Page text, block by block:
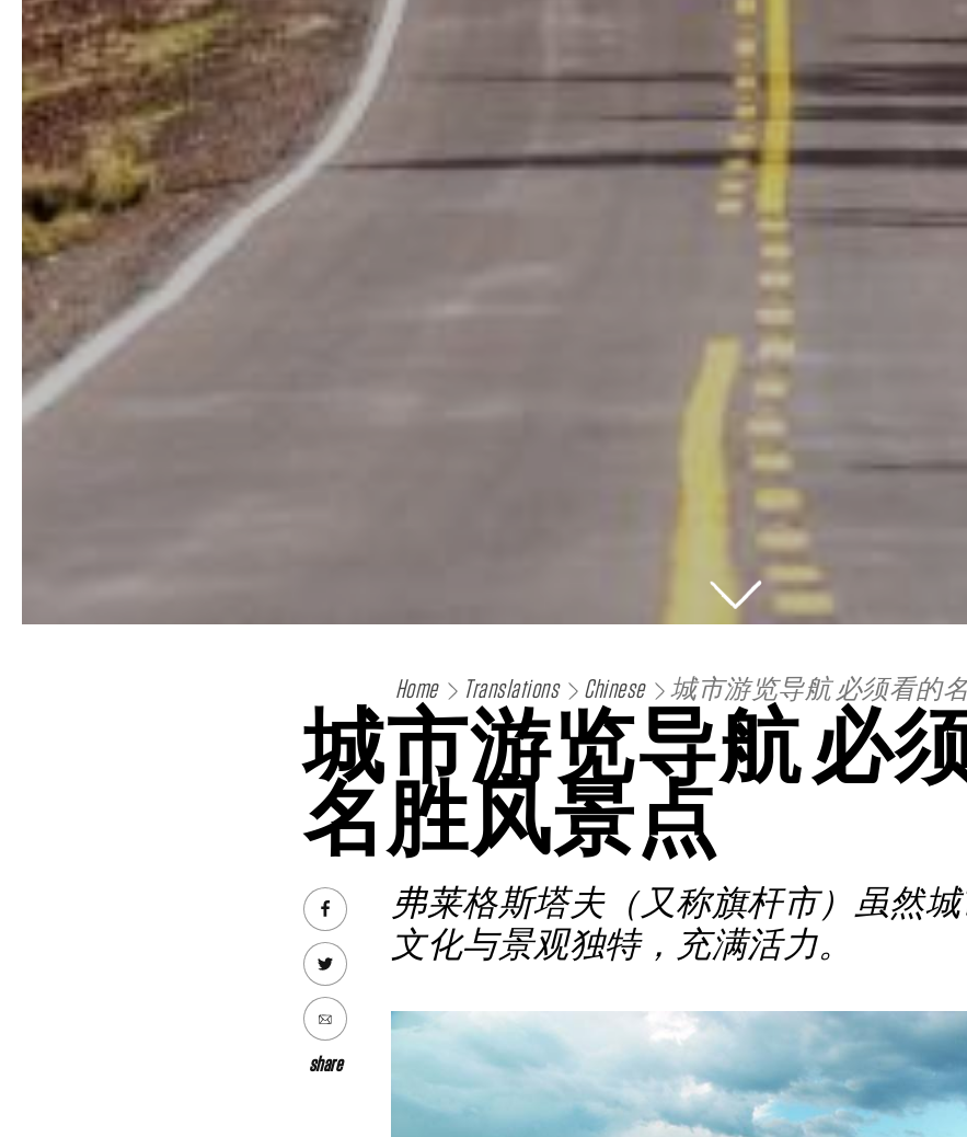
Home Translations Chinese 城市游览导航 必须看的
城市游览导航 必
名胜风景点
share
弗莱格斯塔夫（又称旗杆市）虽然
文化与景观独特，充满活力。